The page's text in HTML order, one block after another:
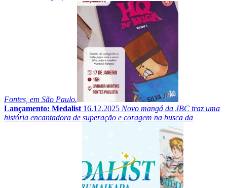
Fontes, em São Paulo.
Lançamento: Medalist 16.12.2025 Novo mangá da JBC traz uma
história encantadora de superação e coragem na busca da